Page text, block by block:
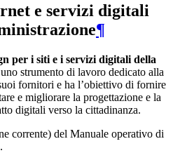
e servizi digitali
¶
per i siti e i servizi digitali della
strumento di lavoro dedicato alla
fornitori e ha l’obiettivo di fornire
e migliorare la progettazione e la
digitali verso la cittadinanza.
corrente) del Manuale operativo di
.